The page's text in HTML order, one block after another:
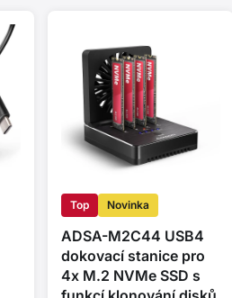
Top Novinka
ADSA-M2C44 USB4
dokovací stanice pro
4x M.2 NVMe SSD s